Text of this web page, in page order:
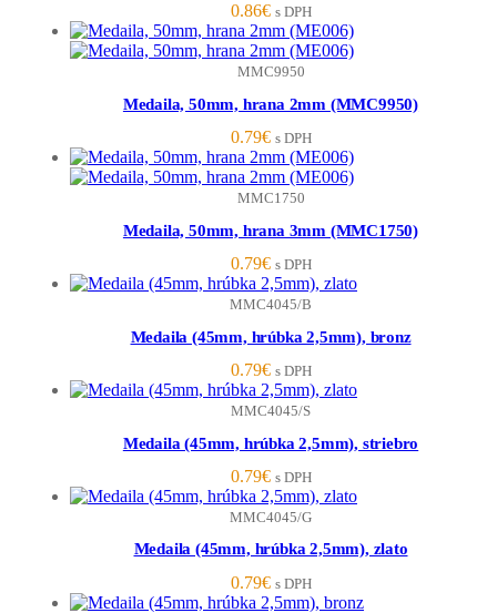
0.86€ s DPH
MMC9950
Medaila, 50mm, hrana 2mm (MMC9950)
0.79€ s DPH
MMC1750
Medaila, 50mm, hrana 3mm (MMC1750)
0.79€ s DPH
MMC4045/B
Medaila (45mm, hrúbka 2,5mm), bronz
0.79€ s DPH
MMC4045/S
Medaila (45mm, hrúbka 2,5mm), striebro
0.79€ s DPH
MMC4045/G
Medaila (45mm, hrúbka 2,5mm), zlato
0.79€ s DPH